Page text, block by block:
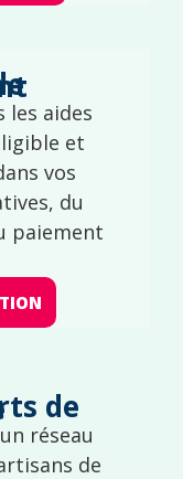
les aides
et
vos
du
paiement
réseau
de